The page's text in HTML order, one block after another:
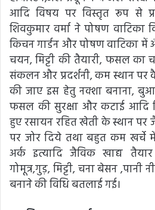
आदि विषय पर विस्तृत रूप से
शिवकुमार वर्मा ने पोषण वाटिका
किचन गार्डन और पोषण वाटिका में
चयन, मिट्टी की तैयारी, फसल
संकलन और प्रदर्शनी, कम स्थान
की जाए इस हेतु नक्शा बनाना,
फसल की सुरक्षा और कटाई आदि
हुए रसायन रहित खेती के स्थान पर
पर जोर दिये तथा बहुत कम खर्चे
अर्क इत्यादि जैविक खाद्य
गोमूत्र,गुड़, मिट्टी, चना बेसन
बनाने की विधि बतलाई गई।